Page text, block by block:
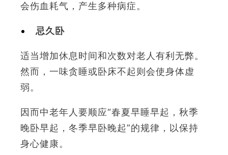
会伤血耗气，产生多种病症。
忌久卧
适当增加休息时间和次数对老人有利无弊。
然而，一味贪睡或卧床不起则会使身体虚
弱。
因而中老年人要顺应“春夏早睡早起，秋季
晚卧早起，冬季早卧晚起”的规律，以保持
身心健康。